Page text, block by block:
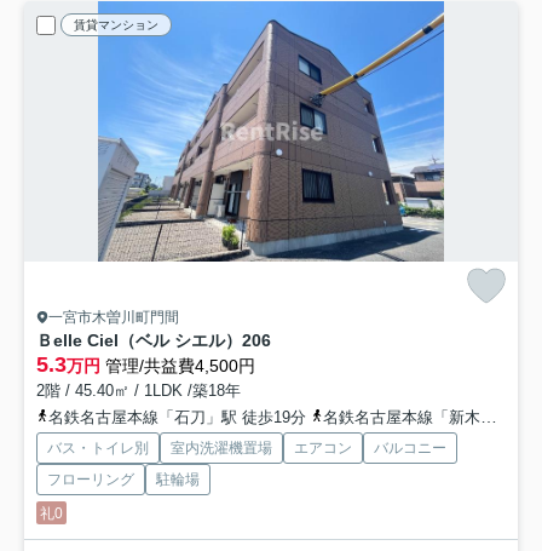
賃貸マンション
一宮市木曽川町門間
Ｂelle Ciel（ベル シエル） 206
5.3万円 管理/共益費4,500円
2階 / 45.40㎡ / 1LDK /築18年
名鉄名古屋本線「石刀」駅 徒歩19分
名鉄名古屋本線「新木曽川」駅 徒歩27分
バス・トイレ別 室内洗濯機置場 エアコン
バルコニー
フローリング
駐輪場
礼0